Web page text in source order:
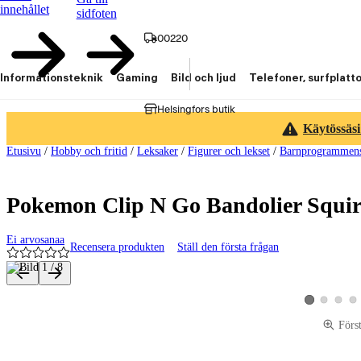
innehållet
sidfoten
00220
Helsingfors butik
Informationsteknik Gaming Bild och ljud Telefoner,
Etusivu / Hobby och fritid / Leksaker / Figurer och lekset /
Pokemon Clip N Go Bandolier
Ei arvosanaa
Recensera produkten Ställ den första frågan
Produktbilder och videor
VisaVisa Visa